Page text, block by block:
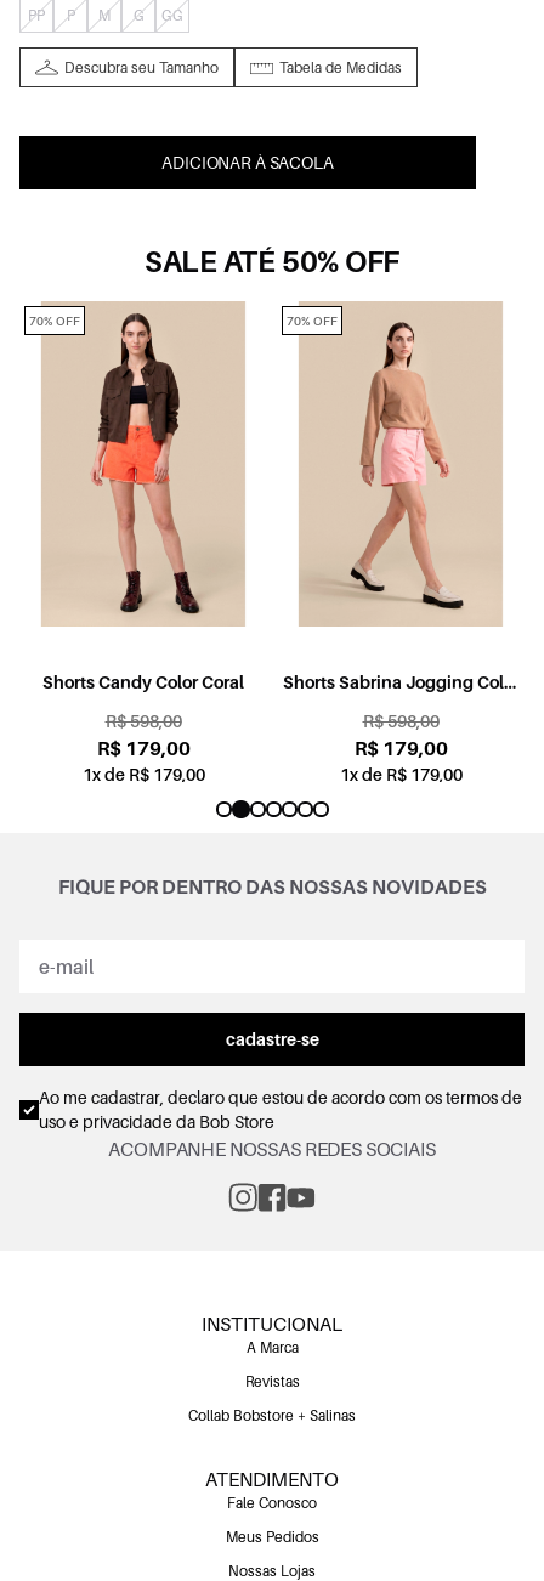
PP
P M G GG
Descubra seu Tamanho Tabela de Medidas
ADICIONAR À SACOLA
SALE ATÉ 50% OFF
Shorts Candy Color Coral
R$ 598,00
R$ 179,00
1x de R$ 179,00
70% OFF
Shorts Sabrina Jogging Color
R$ 598,00
R$ 179,00
1x de R$ 179,00
70% OFF
FIQUE POR DENTRO DAS NOSSAS NOVIDADES
cadastre-se
Ao me cadastrar, declaro que estou de acordo com ostermos de
uso e privacidadeda Bob Store
ACOMPANHE NOSSAS REDES SOCIAIS
INSTITUCIONAL
A Marca
Revistas
Collab Bobstore + Salinas
ATENDIMENTO
Fale Conosco
Meus Pedidos
Nossas Lojas